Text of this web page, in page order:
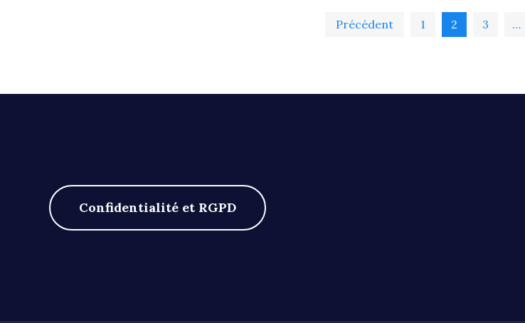
publications
Précédent 1 2 3 …
Confidentialité et RGPD